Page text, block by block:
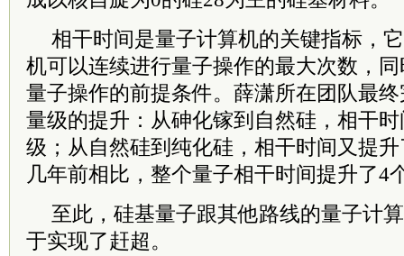
相干时间是量子计算机的关键指标，
机可以连续进行量子操作的最大次数，
量子操作的前提条件。薛潇所在团队最
量级的提升：从砷化镓到自然硅，相干
级；从自然硅到纯化硅，相干时间又提
几年前相比，整个量子相干时间提升了4
至此，硅基量子跟其他路线的量子计
于实现了赶超。